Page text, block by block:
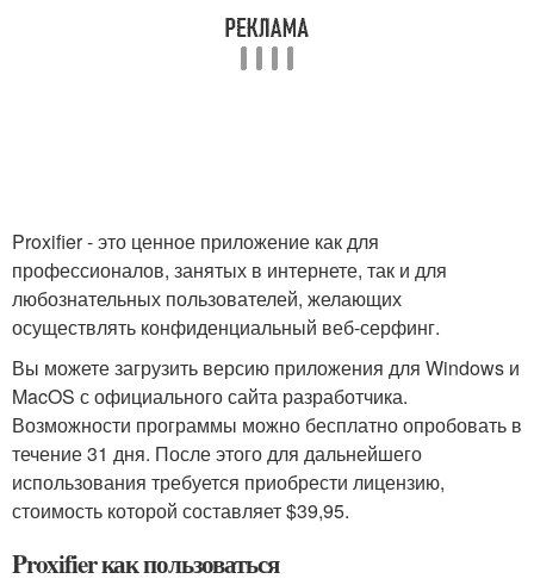
Proxifier - это ценное приложение как для
профессионалов, занятых в интернете, так и для
любознательных пользователей, желающих
осуществлять конфиденциальный веб-серфинг.
Вы можете загрузить версию приложения для Windows и
MacOS с официального сайта разработчика.
Возможности программы можно бесплатно опробовать в
течение 31 дня. После этого для дальнейшего
использования требуется приобрести лицензию,
стоимость которой составляет $39,95.
Proxifier как пользоваться